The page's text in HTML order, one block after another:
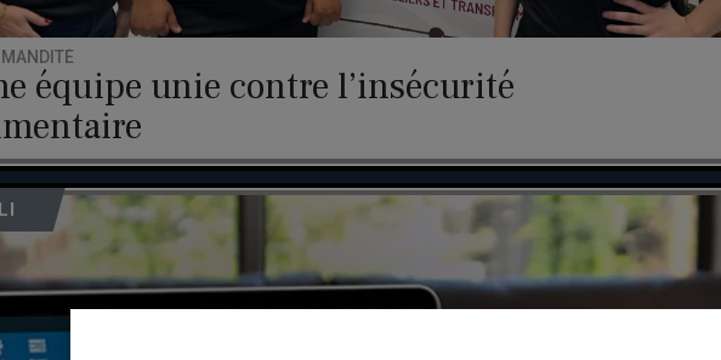
équipe unie contre l’insécurité